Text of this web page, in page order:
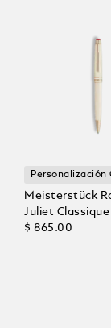
Personalización
Meisterstück
Juliet
$ 865.00